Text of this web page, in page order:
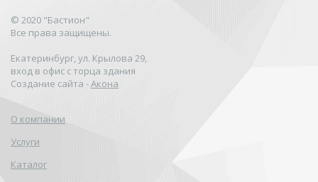
© 2020 "Бастион"
Все права защищены.
Екатеринбург, ул. Крылова 29,
вход в офис с торца здания
Создание сайта -Акона
О компании
Услуги
Каталог